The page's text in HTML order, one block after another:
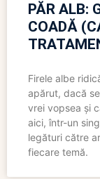
PĂR ALB:
COADĂ
Firele albe
apărut, dacă
vrei vopsea și
aici, într-un
legături către
fiecare temă.